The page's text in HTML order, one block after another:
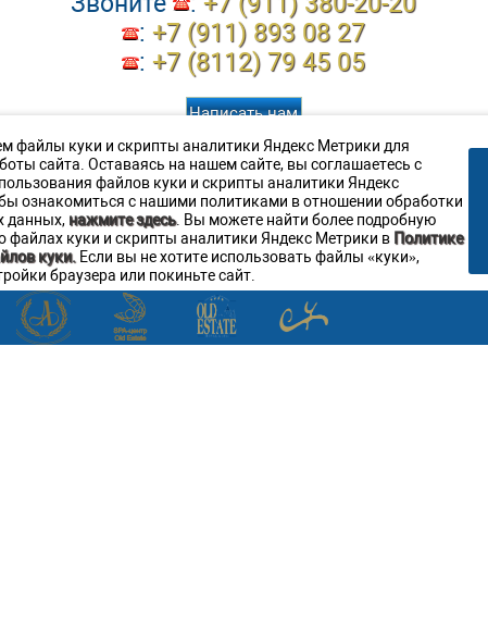
тел.: +7 (8112) 79-45-05
тел.:+7 911 380 20 20
тел.:+7 911 893 08 27
Viber+7 911 380 20 20
Электронная почта:resto@oldestatehotel.com
Звоните :+7 (911) 380-20-20
:+7 (911) 893 08 27
:
+7 (8112) 79 45 05
файлы куки и скрипты аналитики Яндекс Метрики для
сайта. Оставаясь на нашем сайте, вы соглашаетесь с
файлов куки и скрипты аналитики Яндекс
ознакомиться с нашими политиками в отношении обработки
данных, нажмите здесь. Вы можете найти более подробную
куки и скрипты аналитики Яндекс Метрики в Политике
куки. Если вы не хотите использовать файлы «куки»,
браузера или покиньте сайт.